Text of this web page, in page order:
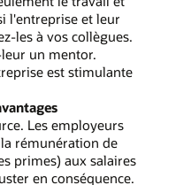
l'entreprise et leur
les à vos collègues.
un mentor.
est stimulante
Les employeurs
rémunération de
primes) aux salaires
en conséquence.